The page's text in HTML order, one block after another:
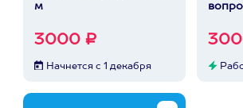
м
3000 ₽
Начнется с 1 декабря